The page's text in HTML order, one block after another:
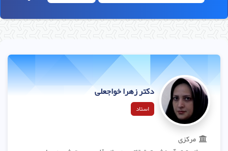
دکتر زهرا خواجعلی
استاد
مرکزی